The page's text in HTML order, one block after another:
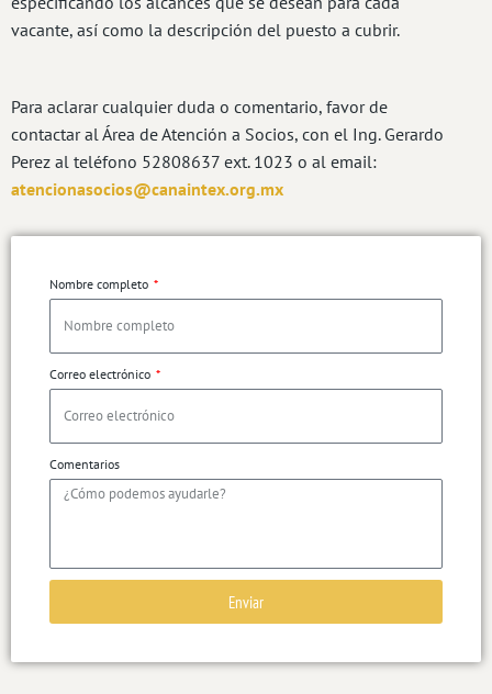
vacante, así como la descripción del puesto a cubrir.
Para aclarar cualquier duda o comentario, favor de
contactar al Área de Atención a Socios, con el Ing. Gerardo
Perez al teléfono 52808637 ext. 1023 o al email:
atencionasocios@canaintex.org.mx
Nombre completo
Correo electrónico
Comentarios
Enviar